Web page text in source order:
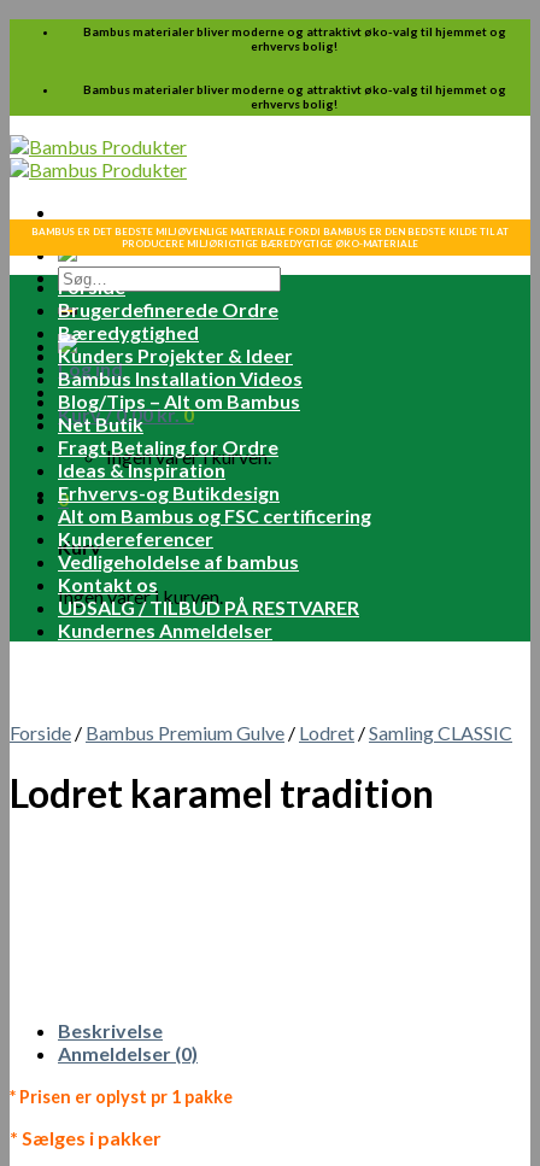
Skip
Bambus materialer bliver moderne og attraktivt øko-valg til hjemmet og
erhvervs bolig!
Bambus materialer bliver moderne og attraktivt øko-valg til hjemmet og
erhvervs bolig!
Søg
efter:
Log ind
Kurv /0.00kr.0
Ingen varer i kurven.
0
Kurv
Ingen varer i kurven.
BAMBUS ER DET BEDSTE MILJØVENLIGE MATERIALE FORDI BAMBUS ER DEN BEDSTE KILDE TIL AT
PRODUCERE MILJØRIGTIGE BÆREDYGTIGE ØKO-MATERIALE
Forside
Brugerdefinerede Ordre
Bæredygtighed
Kunders Projekter & Ideer
Bambus Installation Videos
Blog/Tips – Alt om Bambus
Net Butik
Fragt Betaling for Ordre
Ideas & Inspiration
Erhvervs-og Butikdesign
Alt om Bambus og FSC certificering
Kundereferencer
Vedligeholdelse af bambus
Kontakt os
UDSALG / TILBUD PÅ RESTVARER
Kundernes Anmeldelser
Forside / Bambus Premium Gulve / Lodret /Samling CLASSIC
Lodret karamel tradition
Beskrivelse
Anmeldelser (0)
* Prisen er oplyst pr 1 pakke
* Sælges i pakker